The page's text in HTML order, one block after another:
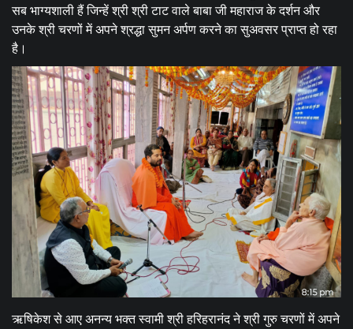
सब भाग्यशाली हैं जिन्हें श्री श्री टाट वाले बाबा जी महाराज के दर्शन और
उनके श्री चरणों में अपने श्रद्धा सुमन अर्पण करने का सुअवसर प्राप्त हो रहा
है।
ऋषिकेश से आए अनन्य भक्त स्वामी श्री हरिहरानंद ने श्री गुरु चरणों में अपने